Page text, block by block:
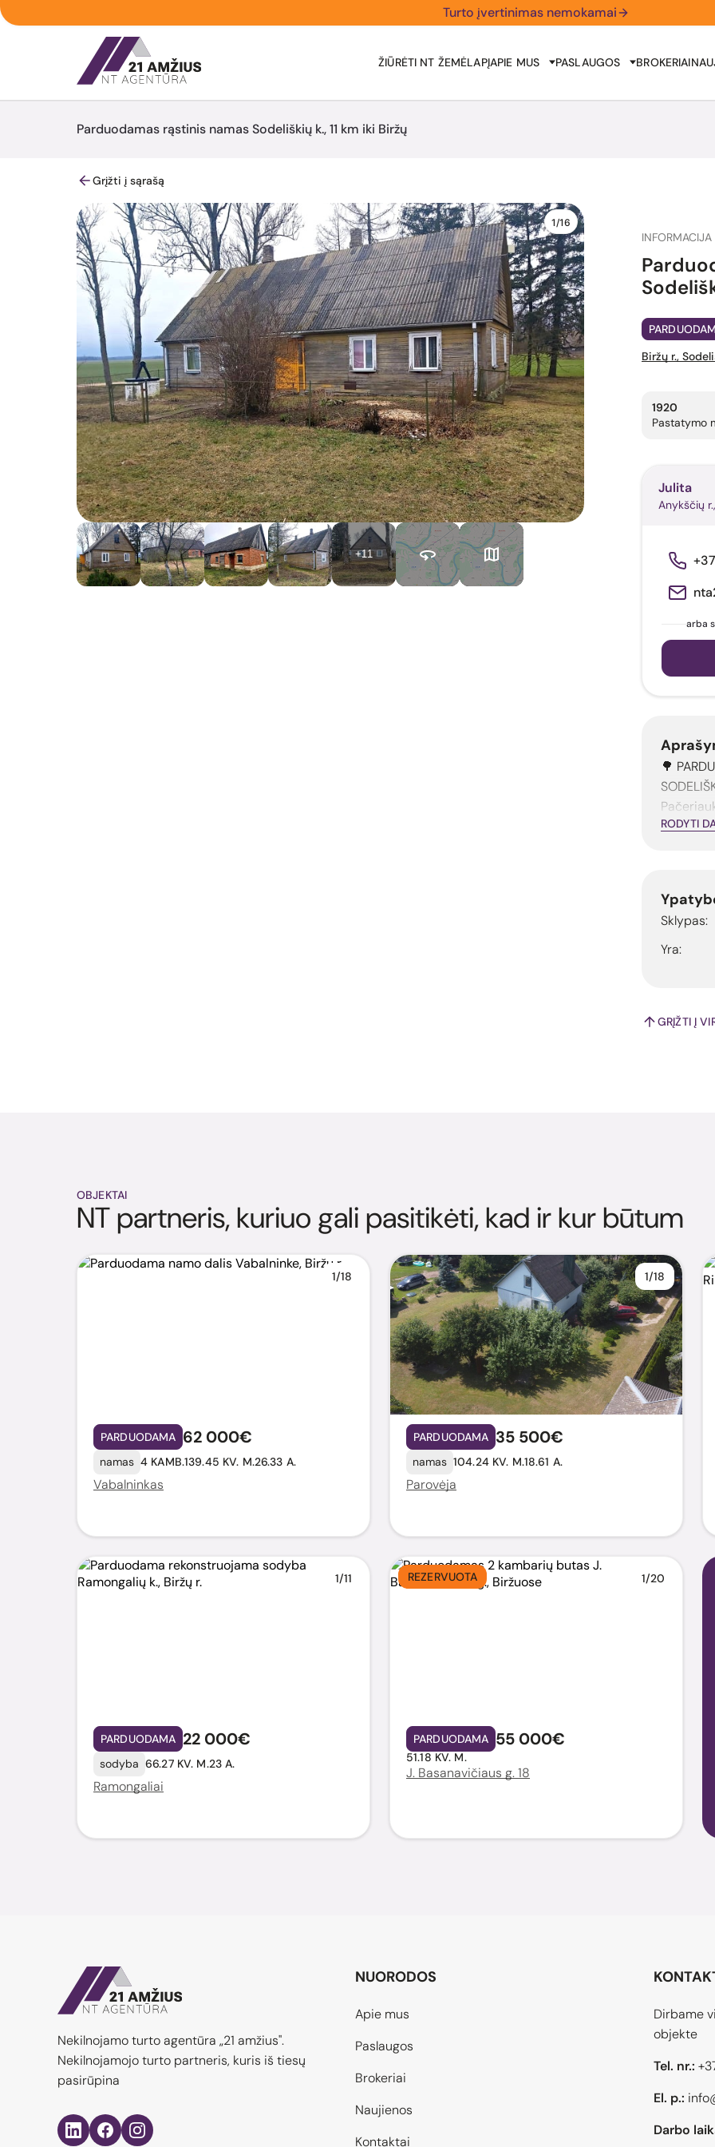
Turto įvertinimas nemokamai
ŽIŪRĖTI NT ŽEMĖLAPĮAPIE MUS PASLAUGOS BROKERIAI
Parduodamas rąstinis namas Sodeliškių k., 11 km iki Biržų
Grįžti į sąrašą
1/16
+11
Biržų r.,
1920
Pastatymo
Julita
Anykščių
arba
🌳
RODYTI
Sklypas:
Yra:
GRĮŽTI Į
OBJEKTAI
NT partneris, kuriuo gali pasitikėti, kad ir kur būtum
1/18
PARDUODAMA 62 000€
namas 4 KAMB.139.45 KV. M.26.33 A.
Vabalninkas
1/18
PARDUODAMA 35 500€
namas 104.24 KV. M.18.61 A.
Parovėja
1/11
PARDUODAMA 22 000€
sodyba 66.27 KV. M.23 A.
Ramongaliai
REZERVUOTA 1/20
PARDUODAMA 55 000€
51.18 KV. M.
J. Basanavičiaus g. 18
Nekilnojamo turto agentūra „21 amžius".
Nekilnojamojo turto partneris, kuris iš tiesų
pasirūpina
NUORODOS
Apie mus
Paslaugos
Brokeriai
Naujienos
Kontaktai
Dirbame
objekte
Tel. nr.:
El. p.:
Darbo